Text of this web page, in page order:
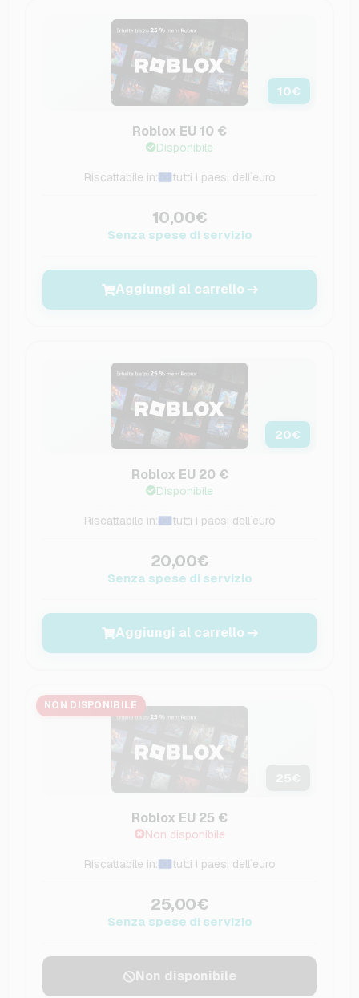
10€
Roblox EU 10 €
Disponibile
Riscattabile in: tutti i paesi dell´euro
10,00€
Senza spese di servizio
Aggiungi al carrello
20€
Roblox EU 20 €
Disponibile
Riscattabile in: tutti i paesi dell´euro
20,00€
Senza spese di servizio
Aggiungi al carrello
NON DISPONIBILE
Roblox EU 25 €
Non disponibile
Riscattabile in: tutti i paesi dell´euro
25,00€
Senza spese di servizio
Non disponibile